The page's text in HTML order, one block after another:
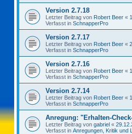
Version 2.7.18
Letzter Beitrag von Robert Beer «
Verfasst in SchnapperPro
Version 2.7.17
Letzter Beitrag von Robert Beer «
Verfasst in SchnapperPro
Version 2.7.16
Letzter Beitrag von Robert Beer «
Verfasst in SchnapperPro
Version 2.7.14
Letzter Beitrag von Robert Beer «
Verfasst in SchnapperPro
Anregung: "Erhalten-
Letzter Beitrag von gabriel «
Verfasst in Anregungen, Kritik und